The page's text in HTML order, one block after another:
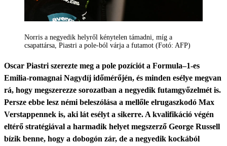
Norris a negyedik helyről kénytelen támadni, míg a
csapattársa, Piastri a pole-ból várja a futamot (Fotó: AFP)
Oscar Piastri szerezte meg a pole pozíciót a Formula–1-es
Emilia-romagnai Nagydíj időmérőjén, és minden esélye megvan
rá, hogy megszerezze sorozatban a negyedik futamgyőzelmét is.
Persze ebbe lesz némi beleszólása a mellőle elrugaszkodó Max
Verstappennek is, aki lát esélyt a sikerre. A kvalifikáció végén
eltérő stratégiával a harmadik helyet megszerző George Russell
bízik benne, hogy a dobogón zár, de a negyedik kockából